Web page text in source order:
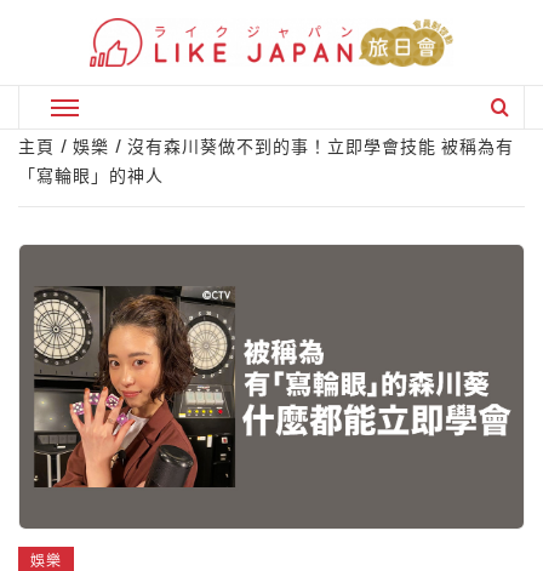
Primary
Menu
主頁 娛樂
沒有森川葵做不到的事！立即學會技能 被稱為有
「寫輪眼」的神人
娛樂